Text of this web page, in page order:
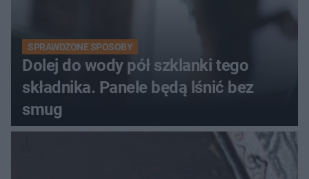
SPRAWDZONE SPOSOBY
Dolej do wody pół szklanki tego
składnika. Panele będą lśnić bez
smug